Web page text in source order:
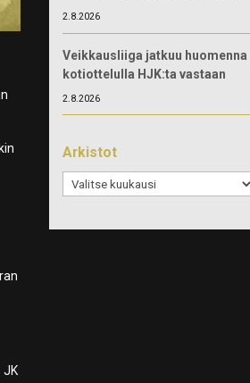
JK
2.8.2026
Veikkausliiga jatkuu huomenna
kotiottelulla HJK:ta vastaan
2.8.2026
Arkistot
Arkistot